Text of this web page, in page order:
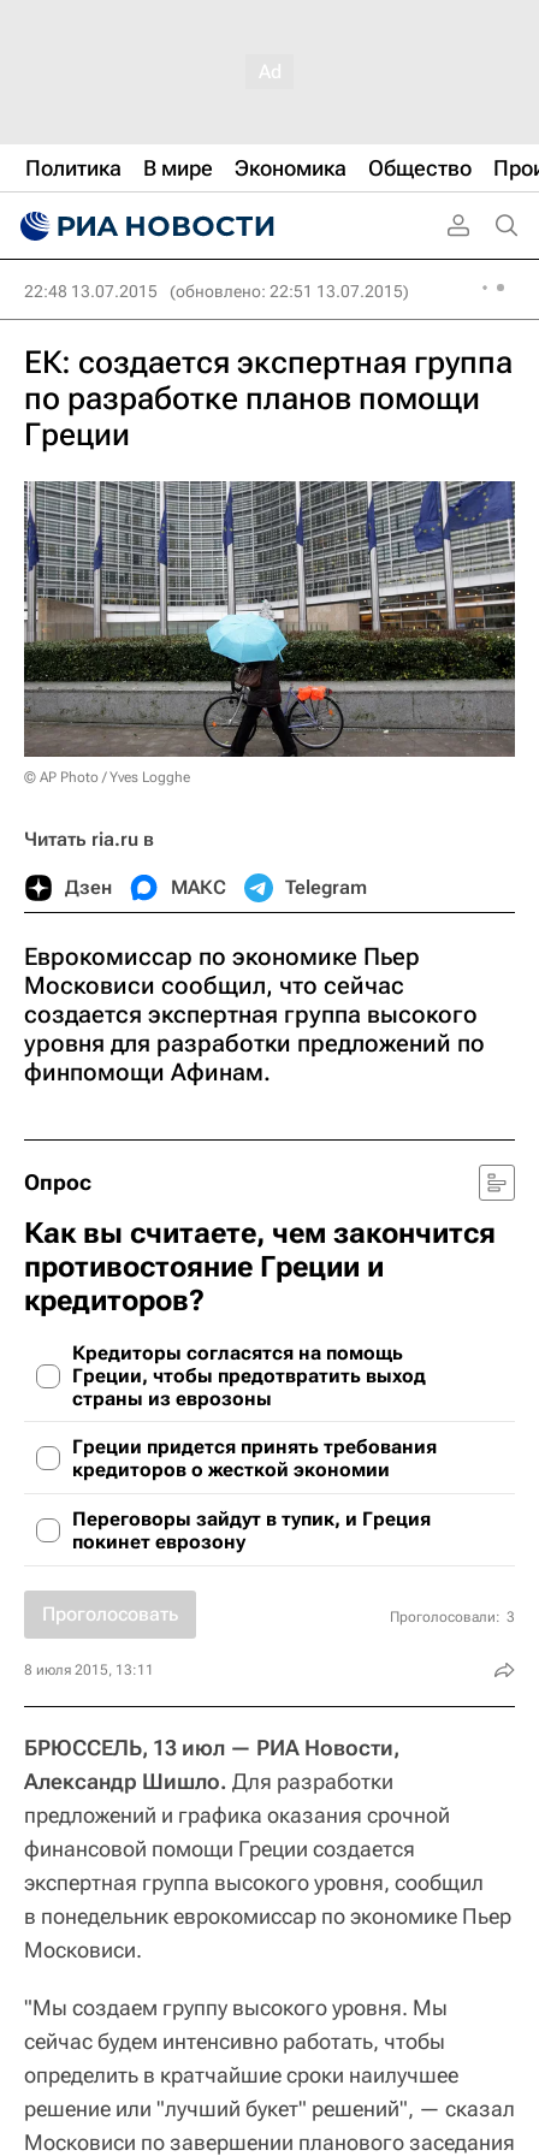
Политика В мире Экономика Общество
22:48 13.07.2015 (обновлено: 22:51 13.07.2015)
ЕК: создается экспертная группа
по разработке планов помощи
Греции
© AP Photo / Yves Logghe
Читать ria.ru в
Дзен МАКС Telegram
Еврокомиссар по экономике Пьер
Московиси сообщил, что сейчас
создается экспертная группа высокого
уровня для разработки предложений по
финпомощи Афинам.
Опрос
Как вы считаете, чем закончится
противостояние Греции и
кредиторов?
Кредиторы согласятся на помощь
Греции, чтобы предотвратить выход
страны из еврозоны
Греции придется принять требования
кредиторов о жесткой экономии
Переговоры зайдут в тупик, и Греция
покинет еврозону
Проголосовать Проголосовали: 3
8 июля 2015, 13:11
БРЮССЕЛЬ, 13 июл — РИА Новости,
Александр Шишло. Для разработки
предложений и графика оказания срочной
финансовой помощи Греции создается
экспертная группа высокого уровня, сообщил
в понедельник еврокомиссар по экономике Пьер
Московиси.
"Мы создаем группу высокого уровня. Мы
сейчас будем интенсивно работать, чтобы
определить в кратчайшие сроки наилучшее
решение или "лучший букет" решений", — сказал
Московиси по завершении планового заседания